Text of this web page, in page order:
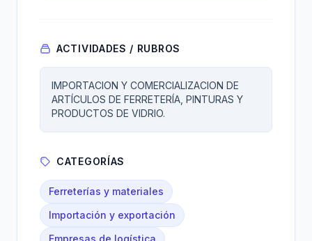
ACTIVIDADES / RUBROS
IMPORTACION Y COMERCIALIZACION DE
ARTÍCULOS DE FERRETERÍA, PINTURAS Y
PRODUCTOS DE VIDRIO.
CATEGORÍAS
Ferreterías y materiales
Importación y exportación
Empresas de logística